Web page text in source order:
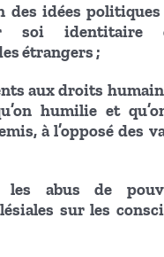
des idées
soi identitaire
étrangers ;
aux droits
humilie et
à l’opposé des
les abus de
sur les